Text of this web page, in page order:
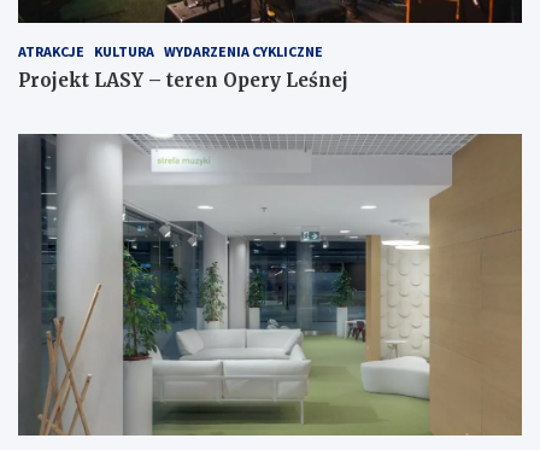
ATRAKCJE KULTURA WYDARZENIA CYKLICZNE
Projekt LASY – teren Opery Leśnej